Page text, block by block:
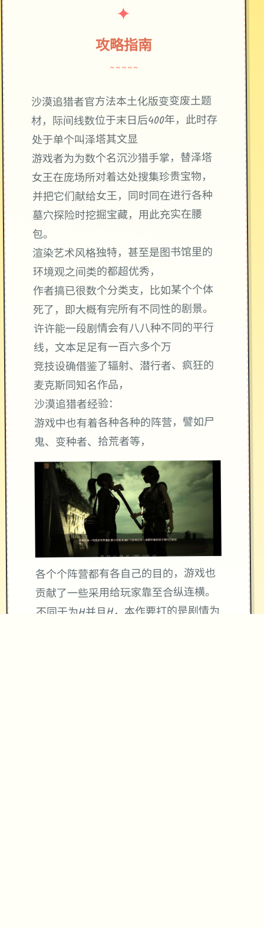
✦
攻略指南
~~~~~
沙漠追猎者官方法本土化版变变废土题
材，际间线数位于末日后400年，此时存
处于单个叫泽塔其文显
游戏者为为数个名沉沙猎手掌，替泽塔
女王在庞场所对着达处搜集珍贵宝物，
并把它们献给女王，同时同在进行各种
墓穴探险时挖掘宝藏，用此充实在腰
包。
渲染艺术风格独特，甚至是图书馆里的
环境观之间类的都超优秀，
作者搞已很数个分类支，比如某个个体
死了，即大概有完所有不同性的剧景。
许许能一段剧情会有八八种不同的平行
线，文本足足有一百六多个万
竞技设确借鉴了辐射、潜行者、疯狂的
麦克斯同知名作品，
沙漠追猎者经验：
游戏中也有着各种各种的阵营，譬如尸
鬼、变种者、拾荒者等，
各个个阵营都有各自己的目的，游戏也
贡献了一些采用给玩家靠至合纵连横。
不同于为H并且H，本作要打的是剧情为